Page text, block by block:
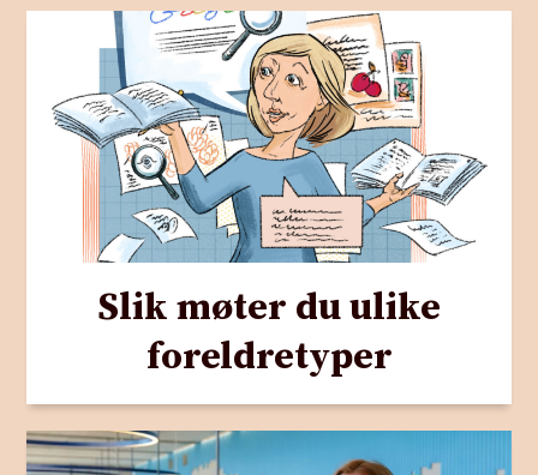
Slik møter du ulike
foreldretyper